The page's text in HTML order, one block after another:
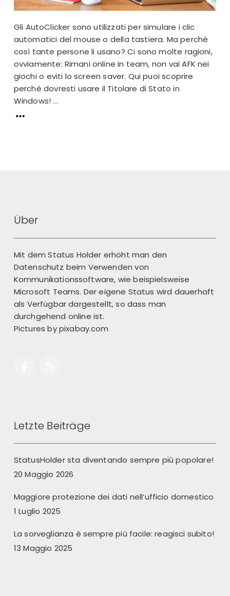
Gli AutoClicker sono utilizzati per simulare i clic
automatici del mouse o della tastiera. Ma perché
così tante persone li usano? Ci sono molte ragioni,
ovviamente: Rimani online in team, non vai AFK nei
giochi o eviti lo screen saver. Qui puoi scoprire
perché dovresti usare il Titolare di Stato in
Windows! ...
Über
Mit dem Status Holder erhöht man den
Datenschutz beim Verwenden von
Kommunikationssoftware, wie beispielsweise
Microsoft Teams. Der eigene Status wird dauerhaft
als Verfügbar dargestellt, so dass man
durchgehend online ist.
Pictures bypixabay.com
Letzte Beiträge
StatusHolder sta diventando sempre più popolare!
20 Maggio 2026
Maggiore protezione dei dati nell’ufficio domestico
1 Luglio 2025
La sorveglianza è sempre più facile: reagisci subito!
13 Maggio 2025